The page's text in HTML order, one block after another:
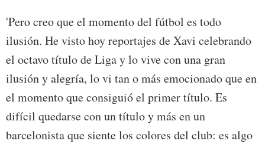
'Pero creo que el momento del fútbol es todo
ilusión. He visto hoy reportajes de Xavi celebrando
el octavo título de Liga y lo vive con una gran
ilusión y alegría, lo vi tan o más emocionado que en
el momento que consiguió el primer título. Es
difícil quedarse con un título y más en un
barcelonista que siente los colores del club: es algo